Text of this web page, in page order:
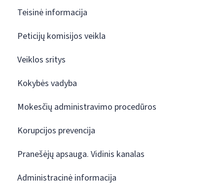
Teisinė informacija
Peticijų komisijos veikla
Veiklos sritys
Kokybės vadyba
Mokesčių administravimo procedūros
Korupcijos prevencija
Pranešėjų apsauga. Vidinis kanalas
Administracinė informacija